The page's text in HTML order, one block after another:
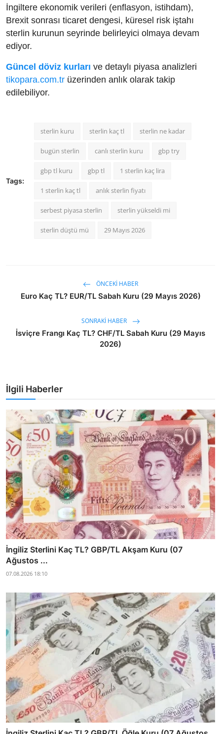
İngiltere ekonomik verileri (enflasyon, istihdam),
Brexit sonrası ticaret dengesi, küresel risk iştahı
sterlin kurunun seyrinde belirleyici olmaya devam
ediyor.
Güncel döviz kurları ve detaylı piyasa analizleri
tikopara.com.tr üzerinden anlık olarak takip
edilebiliyor.
Tags:
sterlin kuru sterlin kaç tl sterlin ne kadar
bugün sterlin canlı sterlin kuru gbp try
gbp tl kuru gbp tl 1 sterlin kaç lira
1 sterlin kaç tl anlık sterlin fiyatı
serbest piyasa sterlin sterlin yükseldi mi
sterlin düştü mü 29 Mayıs 2026
ÖNCEKI HABER
Euro Kaç TL? EUR/TL Sabah Kuru (29 Mayıs 2026)
SONRAKI HABER
İsviçre Frangı Kaç TL? CHF/TL Sabah Kuru (29 Mayıs
2026)
İlgili Haberler
İngiliz Sterlini Kaç TL? GBP/TL Akşam Kuru (07
Ağustos ...
07.08.2026 18:10